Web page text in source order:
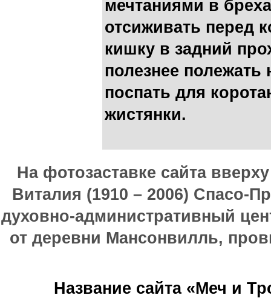
мечтаниями в
отсиживать перед
кишку в задний
полезнее полежать
поспать для
жистянки.
На фотозаставке сайта
Виталия (1910 – 2006) Спасо-
духовно-административный
от деревни Мансонвилль,
Название сайта «Меч и